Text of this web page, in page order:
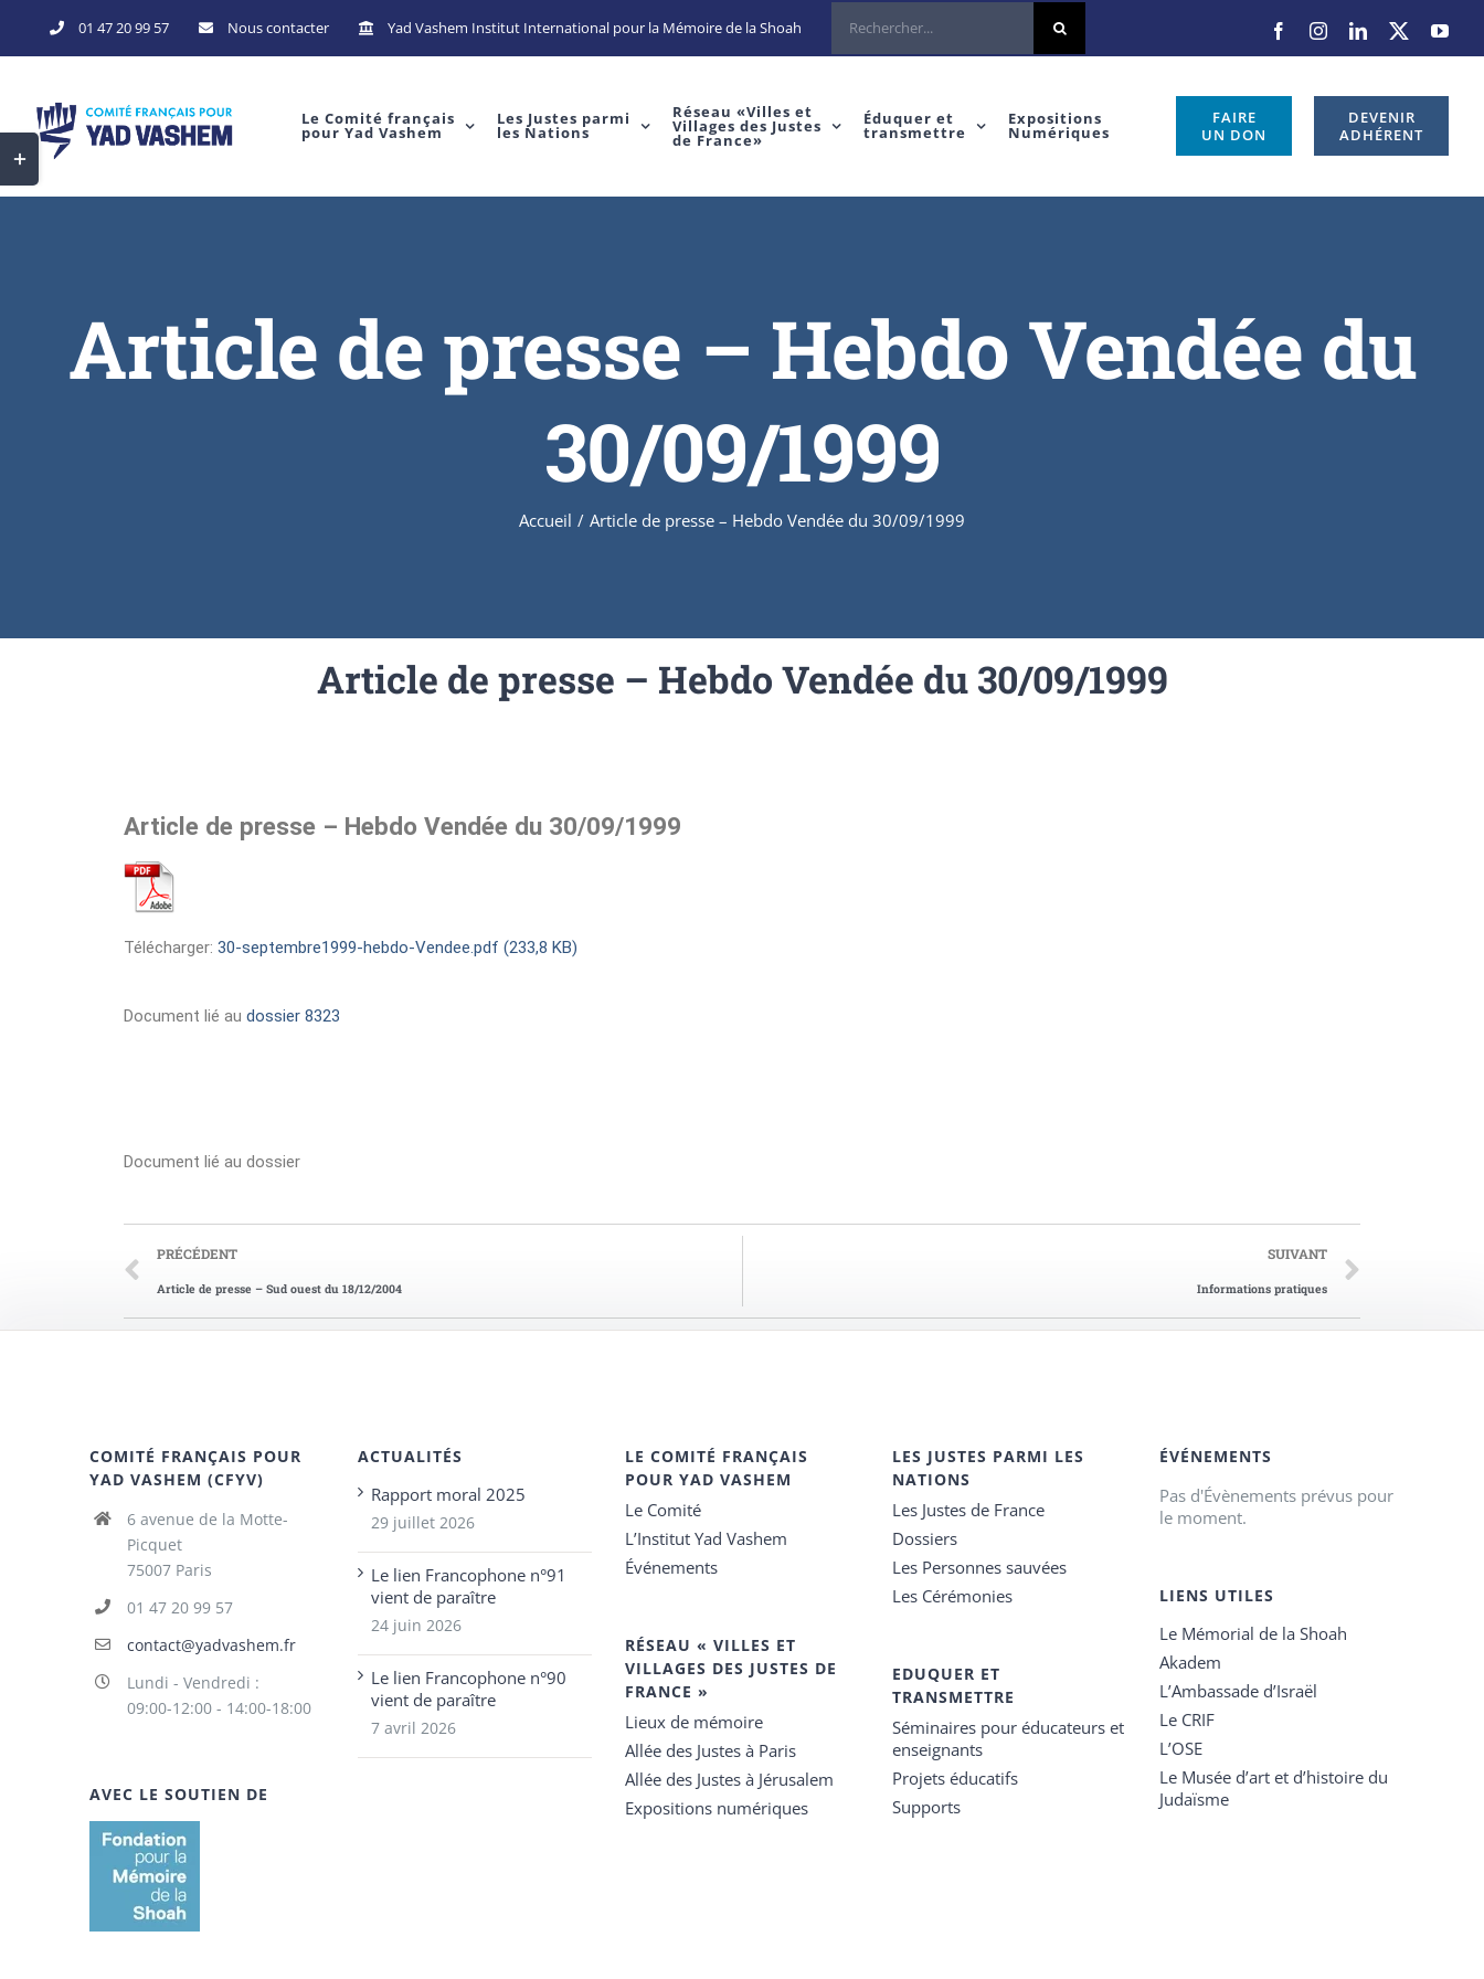
01 47 20 99 57 Nous contacter Yad Vashem Institut International pour la Mémoire de la Shoah
Le Comité français
pour Yad Vashem
Les Justes parmi
les Nations
Réseau «Villes et
Villages des Justes
de France»
Éduquer et
transmettre
Expositions
Numériques
FAIRE
UN DON
DEVENIR
ADHÉRENT
Article de presse – Hebdo Vendée du
30/09/1999
Accueil / Article de presse – Hebdo Vendée du 30/09/1999
Article de presse – Hebdo Vendée du 30/09/1999
Article de presse – Hebdo Vendée du 30/09/1999
Télécharger: 30-septembre1999-hebdo-Vendee.pdf (233,8 KB)
Document lié au dossier 8323
Document lié au dossier
PRÉCÉDENT
Article de presse – Sud ouest du 18/12/2004
SUIVANT
Informations pratiques
COMITÉ FRANÇAIS POUR
YAD VASHEM (CFYV)
6 avenue de la Motte-
Picquet
75007 Paris
01 47 20 99 57
contact@yadvashem.fr
Lundi - Vendredi :
09:00-12:00 - 14:00-18:00
AVEC LE SOUTIEN DE
ACTUALITÉS
Rapport moral 2025
29 juillet 2026
Le lien Francophone n°91
vient de paraître
24 juin 2026
Le lien Francophone n°90
vient de paraître
7 avril 2026
LE COMITÉ FRANÇAIS
POUR YAD VASHEM
Le Comité
L’Institut Yad Vashem
Événements
RÉSEAU « VILLES ET
VILLAGES DES JUSTES DE
FRANCE »
Lieux de mémoire
Allée des Justes à Paris
Allée des Justes à Jérusalem
Expositions numériques
LES JUSTES PARMI LES
NATIONS
Les Justes de France
Dossiers
Les Personnes sauvées
Les Cérémonies
EDUQUER ET
TRANSMETTRE
Séminaires pour éducateurs et
enseignants
Projets éducatifs
Supports
ÉVÉNEMENTS
Pas d'Évènements prévus pour
le moment.
LIENS UTILES
Le Mémorial de la Shoah
Akadem
L’Ambassade d’Israël
Le CRIF
L’OSE
Le Musée d’art et d’histoire du
Judaïsme